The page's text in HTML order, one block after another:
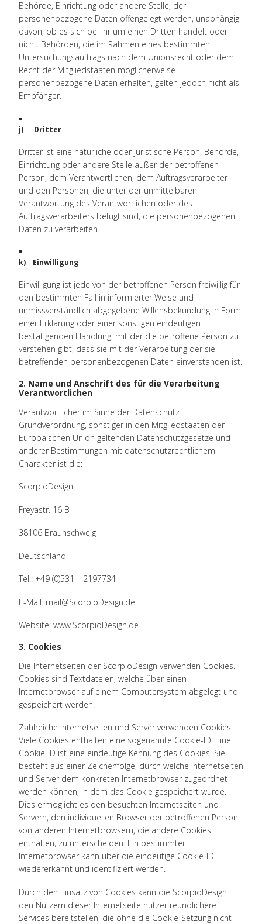
Behörde, Einrichtung oder andere Stelle, der
personenbezogene Daten offengelegt werden, unabhängig
davon, ob es sich bei ihr um einen Dritten handelt oder
nicht. Behörden, die im Rahmen eines bestimmten
Untersuchungsauftrags nach dem Unionsrecht oder dem
Recht der Mitgliedstaaten möglicherweise
personenbezogene Daten erhalten, gelten jedoch nicht als
Empfänger.
j) Dritter
Dritter ist eine natürliche oder juristische Person, Behörde,
Einrichtung oder andere Stelle außer der betroffenen
Person, dem Verantwortlichen, dem Auftragsverarbeiter
und den Personen, die unter der unmittelbaren
Verantwortung des Verantwortlichen oder des
Auftragsverarbeiters befugt sind, die personenbezogenen
Daten zu verarbeiten.
k) Einwilligung
Einwilligung ist jede von der betroffenen Person freiwillig für
den bestimmten Fall in informierter Weise und
unmissverständlich abgegebene Willensbekundung in Form
einer Erklärung oder einer sonstigen eindeutigen
bestätigenden Handlung, mit der die betroffene Person zu
verstehen gibt, dass sie mit der Verarbeitung der sie
betreffenden personenbezogenen Daten einverstanden ist.
2. Name und Anschrift des für die Verarbeitung
Verantwortlichen
Verantwortlicher im Sinne der Datenschutz-
Grundverordnung, sonstiger in den Mitgliedstaaten der
Europäischen Union geltenden Datenschutzgesetze und
anderer Bestimmungen mit datenschutzrechtlichem
Charakter ist die:
ScorpioDesign
Freyastr. 16 B
38106 Braunschweig
Deutschland
Tel.: +49 (0)531 – 2197734
E-Mail: mail@ScorpioDesign.de
Website: www.ScorpioDesign.de
3. Cookies
Die Internetseiten der ScorpioDesign verwenden Cookies.
Cookies sind Textdateien, welche über einen
Internetbrowser auf einem Computersystem abgelegt und
gespeichert werden.
Zahlreiche Internetseiten und Server verwenden Cookies.
Viele Cookies enthalten eine sogenannte Cookie-ID. Eine
Cookie-ID ist eine eindeutige Kennung des Cookies. Sie
besteht aus einer Zeichenfolge, durch welche Internetseiten
und Server dem konkreten Internetbrowser zugeordnet
werden können, in dem das Cookie gespeichert wurde.
Dies ermöglicht es den besuchten Internetseiten und
Servern, den individuellen Browser der betroffenen Person
von anderen Internetbrowsern, die andere Cookies
enthalten, zu unterscheiden. Ein bestimmter
Internetbrowser kann über die eindeutige Cookie-ID
wiedererkannt und identifiziert werden.
Durch den Einsatz von Cookies kann die ScorpioDesign
den Nutzern dieser Internetseite nutzerfreundlichere
Services bereitstellen, die ohne die Cookie-Setzung nicht